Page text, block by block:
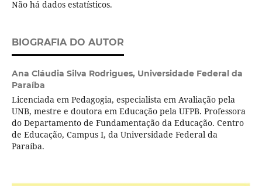
Não há dados estatísticos.
BIOGRAFIA DO AUTOR
Ana Cláudia Silva Rodrigues, Universidade Federal da
Paraíba
Licenciada em Pedagogia, especialista em Avaliação pela
UNB, mestre e doutora em Educação pela UFPB. Professora
do Departamento de Fundamentação da Educação. Centro
de Educação, Campus I, da Universidade Federal da
Paraíba.